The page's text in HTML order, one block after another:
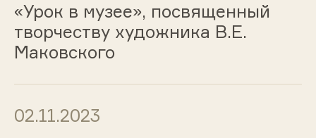
«Урок в музее», посвященный
творчеству художника В.Е.
Маковского
02.11.2023